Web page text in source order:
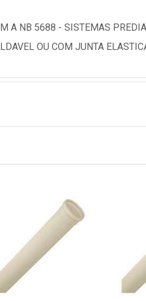
A NB 5688 - SISTEMAS
OU COM JUNTA